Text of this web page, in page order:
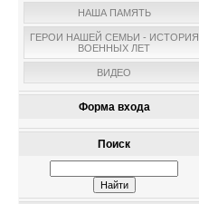
НАША ПАМЯТЬ
ГЕРОИ НАШЕЙ СЕМЬИ - ИСТОРИЯ
ВОЕННЫХ ЛЕТ
ВИДЕО
Форма входа
Поиск